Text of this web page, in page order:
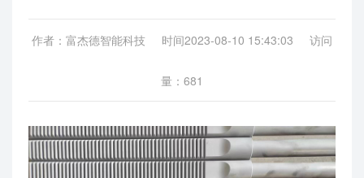
作者：富杰德智能科技 时间2023-08-10 15:43:03 访问
量：681